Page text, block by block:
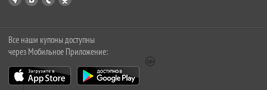
Все наши купоны доступны
через Мобильное Приложение: